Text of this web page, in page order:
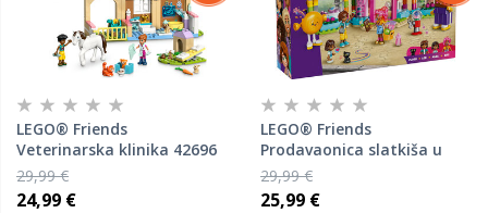
LEGO® Friends
Veterinarska klinika 42696
29,99 €
24,99 €
LEGO® Friends
Prodavaonica slatkiša u
Heartlakeu 42649
29,99 €
25,99 €